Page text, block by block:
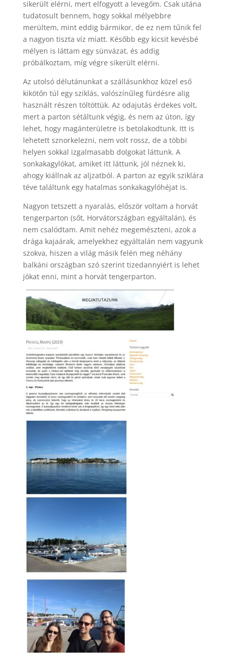
sikerült elérni, mert elfogyott a levegőm. Csak utána
tudatosult bennem, hogy sokkal mélyebbre
merültem, mint eddig bármikor, de ez nem tűnik fel
a nagyon tiszta víz miatt. Később egy kicsit kevésbé
mélyen is láttam egy sünvázat, és addig
próbálkoztam, míg végre sikerült elérni.
Az utolsó délutánunkat a szállásunkhoz közel eső
kikötőn túl egy sziklás, valószínűleg fürdésre alig
használt részen töltöttük. Az odajutás érdekes volt,
mert a parton sétáltunk végig, és nem az úton, így
lehet, hogy magánterületre is betolakodtunk. Itt is
lehetett sznorkelezni, nem volt rossz, de a többi
helyen sokkal izgalmasabb dolgokat láttunk. A
sonkakagylókat, amiket itt láttunk, jól néznek ki,
ahogy kiállnak az aljzatból. A parton az egyik sziklára
téve találtunk egy hatalmas sonkakagylóhéjat is.
Nagyon tetszett a nyaralás, először voltam a horvát
tengerparton (sőt, Horvátországban egyáltalán), és
nem csalódtam. Amit nehéz megemészteni, azok a
drága kajaárak, amelyekhez egyáltalán nem vagyunk
szokva, hiszen a világ másik felén meg néhány
balkáni országban szó szerint tizedannyiért is lehet
jókat enni, mint a horvát tengerparton.